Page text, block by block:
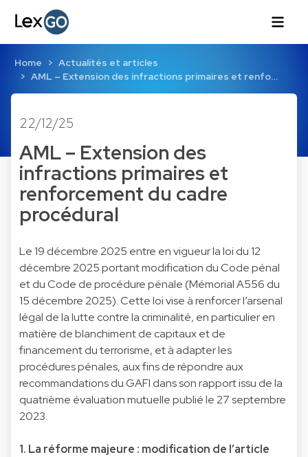
Home
Actualités et articles
AML – Extension des infractions primaires et renfo…
22/12/25
AML – Extension des
infractions primaires et
renforcement du cadre
procédural
Le 19 décembre 2025 entre en vigueur la loi du 12
décembre 2025 portant modification du Code pénal
et du Code de procédure pénale (Mémorial A556 du
15 décembre 2025). Cette loi vise à renforcer l’arsenal
légal de la lutte contre la criminalité, en particulier en
matière de blanchiment de capitaux et de
financement du terrorisme, et à adapter les
procédures pénales, aux fins de répondre aux
recommandations du GAFI dans son rapport issu de la
quatrième évaluation mutuelle publié le 27 septembre
2023.
1. La réforme majeure : modification de l’article